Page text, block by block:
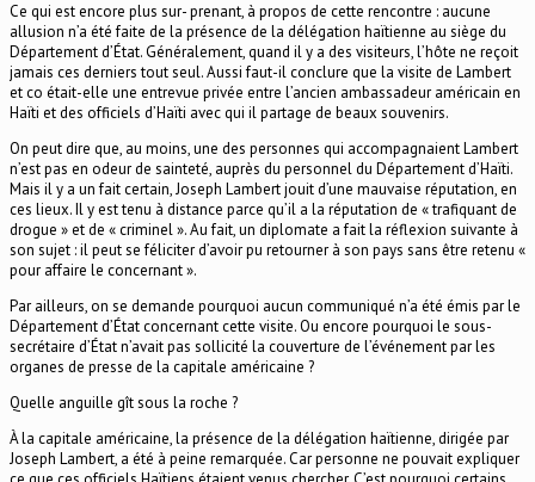
Ce qui est encore plus sur- prenant, à propos de cette rencontre : aucune
allusion n’a été faite de la présence de la délégation haïtienne au siège du
Département d’État. Généralement, quand il y a des visiteurs, l’hôte ne reçoit
jamais ces derniers tout seul. Aussi faut-il conclure que la visite de Lambert
et co était-elle une entrevue privée entre l’ancien ambassadeur américain en
Haïti et des officiels d’Haïti avec qui il partage de beaux souvenirs.
On peut dire que, au moins, une des personnes qui accompagnaient Lambert
n’est pas en odeur de sainteté, auprès du personnel du Département d’Haïti.
Mais il y a un fait certain, Joseph Lambert jouit d’une mauvaise réputation, en
ces lieux. Il y est tenu à distance parce qu’il a la réputation de « trafiquant de
drogue » et de « criminel ». Au fait, un diplomate a fait la réflexion suivante à
son sujet : il peut se féliciter d’avoir pu retourner à son pays sans être retenu «
pour affaire le concernant ».
Par ailleurs, on se demande pourquoi aucun communiqué n’a été émis par le
Département d’État concernant cette visite. Ou encore pourquoi le sous-
secrétaire d’État n’avait pas sollicité la couverture de l’événement par les
organes de presse de la capitale américaine ?
Quelle anguille gît sous la roche ?
À la capitale américaine, la présence de la délégation haïtienne, dirigée par
Joseph Lambert, a été à peine remarquée. Car personne ne pouvait expliquer